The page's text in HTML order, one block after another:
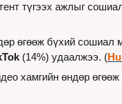
түгээх ажлыг
өгөөж бүхий сошиал
(14%) удаалжээ. (
хамгийн өндөр